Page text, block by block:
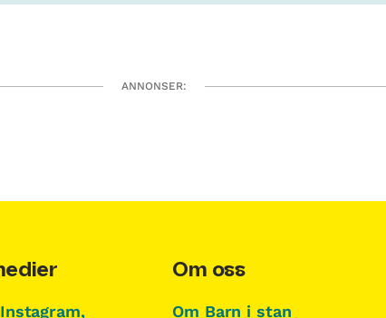
ANNONSER:
Om oss
Om Barn i stan